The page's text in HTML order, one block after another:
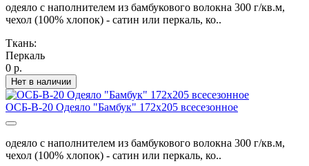
одеяло с наполнителем из бамбукового волокна 300 г/кв.м,
чехол (100% хлопок) - сатин или перкаль, ко..
Ткань:
Перкаль
0 р.
Нет в наличии
ОСБ-В-20 Одеяло "Бамбук" 172х205 всесезонное
одеяло с наполнителем из бамбукового волокна 300 г/кв.м,
чехол (100% хлопок) - сатин или перкаль, ко..